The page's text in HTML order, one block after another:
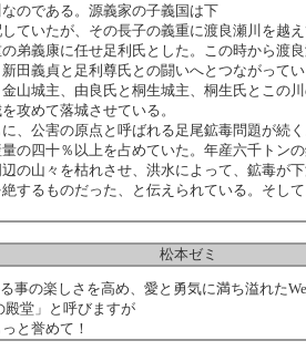
のである。源義家の子義国は下
ていたが、その長子の義重に渡良瀬川を越
弟義康に任せ足利氏とした。この時から渡
田義貞と足利尊氏との闘いへとつながってい
山城主、由良氏と桐生城主、桐生氏とこの
攻めて落城させている。
、公害の原点と呼ばれる足尾鉱毒問題が続
の四十％以上を占めていた。年産六千トン
の山々を枯れさせ、洪水によって、鉱毒が
するものだった、と伝えられている。そし
松本ゼミ
事の楽しさを高め、愛と勇気に満ち溢れた
殿堂」と呼びますが
と誉めて！